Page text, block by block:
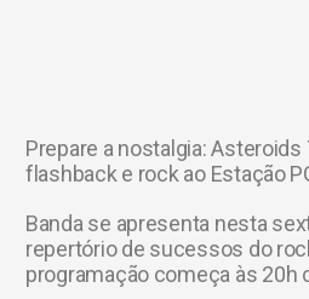
Prepare a nostalgia:
flashback e rock ao Estação
Banda se apresenta nesta
repertório de sucessos do
programação começa às 20h